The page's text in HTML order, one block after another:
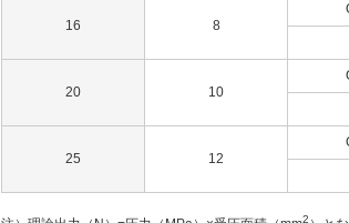
16 8
20 10
25 12
2